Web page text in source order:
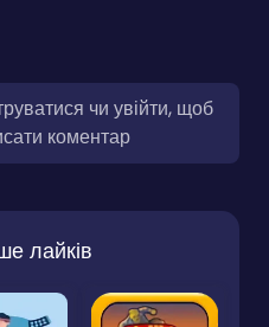
чи увійти, щоб
коментар
лайків